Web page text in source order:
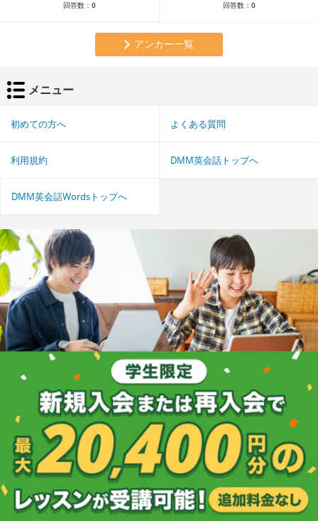
回答数： 0 回答数： 0
アンカー一覧
メニュー
初めての方へ よくある質問
利用規約 DMM英会話トップへ
DMM英会話Wordsトップへ